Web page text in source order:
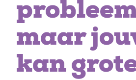
maar
kan